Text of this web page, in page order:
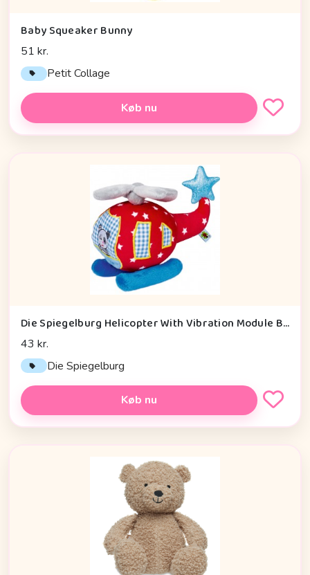
Baby Squeaker Bunny
51 kr.
Petit Collage
Køb nu
Die Spiegelburg Helicopter With Vibration Module Baby Charms - Legetøj
43 kr.
Die Spiegelburg
Køb nu